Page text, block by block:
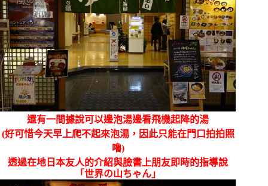
還有一間據說可以邊泡湯邊看飛機起降的湯
(好可惜今天早上爬不起來泡湯，因此只能在門口拍拍照
嚕)
透過在地日本友人的介紹與臉書上朋友即時的指導說
「世界の山ちゃん」